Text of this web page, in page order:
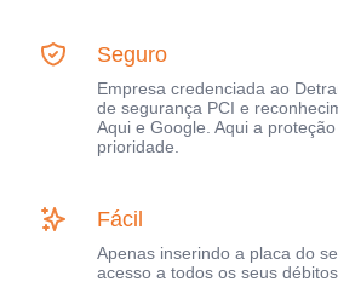
Seguro
Empresa credenciada ao
de segurança PCI e
Aqui e Google. Aqui a
prioridade.
Fácil
Apenas inserindo a placa do
acesso a todos os seus